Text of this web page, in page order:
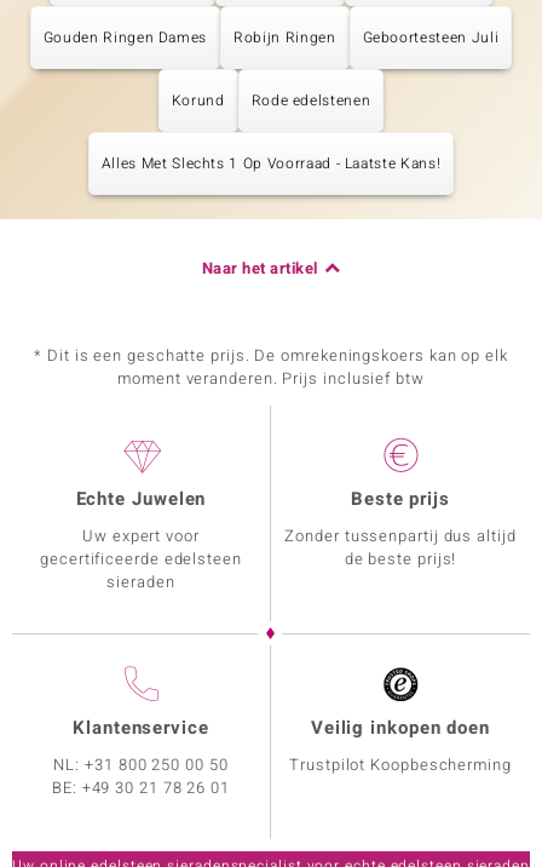
Gouden Ringen Dames Robijn Ringen Geboortesteen Juli
Korund Rode edelstenen
Alles Met Slechts 1 Op Voorraad - Laatste Kans!
Naar het artikel
* Dit is een geschatte prijs. De omrekeningskoers kan op elk
moment veranderen. Prijs inclusief btw
Echte Juwelen
Uw expert voor
gecertificeerde edelsteen
sieraden
Beste prijs
Zonder tussenpartij dus altijd
de beste prijs!
Klantenservice
NL:+31 800 250 00 50
BE: +49 30 21 78 26 01
Veilig inkopen doen
Trustpilot Koopbescherming